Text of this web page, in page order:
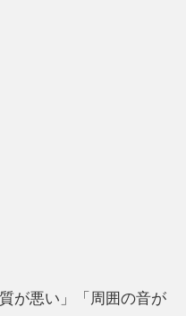
が悪い」「周囲の音が